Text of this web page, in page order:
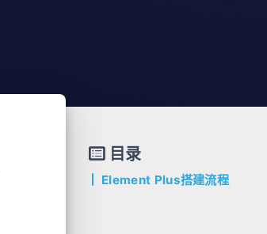
目录
Element Plus搭建流程